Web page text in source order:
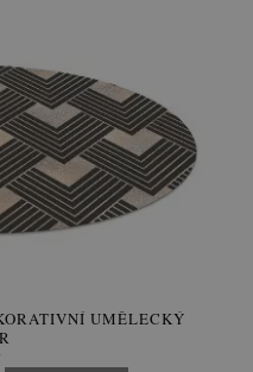
UMĚLECKÝ